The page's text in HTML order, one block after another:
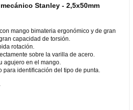
Stanley - 2,5x50mm
mango bimateria ergonómico y de gran
capacidad de torsión.
rotación.
sobre la varilla de acero.
agujero en el mango.
identificación del tipo de punta.